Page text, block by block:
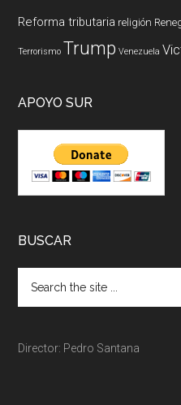
Reforma tributaria religión
Terrorismo Trump Venezuela
APOYO SUR
BUSCAR
Director: Pedro Santana